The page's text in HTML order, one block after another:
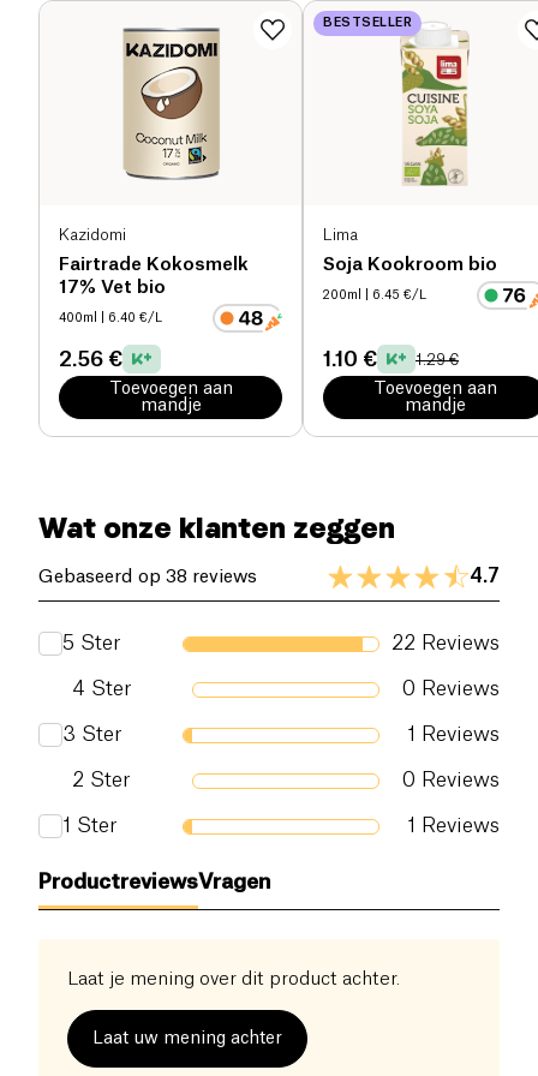
Kazidomi
Fairtrade Kokosmelk
17% Vet bio
400ml | 6.40 €/L
2.56 €
Toevoegen aan
mandje
BESTSELLER
Lima
Soja Kookroom bio
200ml | 6.45 €/L
1.10 € 1.29 €
Toevoegen aan
mandje
voor het stabiliseren van de bloedsuikerspiegel van
Glucose Goddess (Jessie Inchauspé)
Wat onze klanten zeggen
Gebaseerd op 38 reviews 4.7
5 Ster 22 Reviews
4 Ster 0 Reviews
3 Ster 1 Reviews
2 Ster 0 Reviews
1 Ster 1 Reviews
ProductreviewsVragen
Laat je mening over dit product achter.
Laat uw mening achter